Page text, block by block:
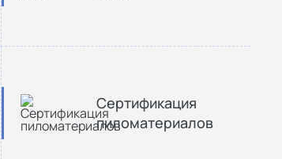
Сертификация
пиломатериалов